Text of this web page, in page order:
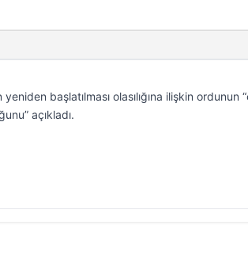
başlatılması olasılığına ilişkin ordunun
açıkladı.